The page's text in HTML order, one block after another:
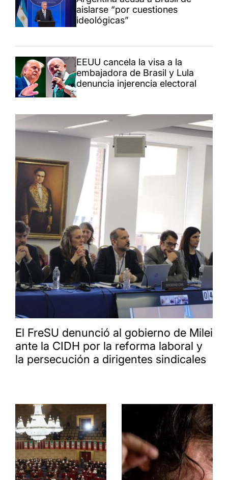
aislarse “por cuestiones
ideológicas”
EEUU cancela la visa a la
embajadora de Brasil y Lula
denuncia injerencia electoral
El FreSU denunció al gobierno de Milei
ante la CIDH por la reforma laboral y
la persecución a dirigentes sindicales